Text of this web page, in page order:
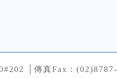
│傳真Fax：(02)8787-